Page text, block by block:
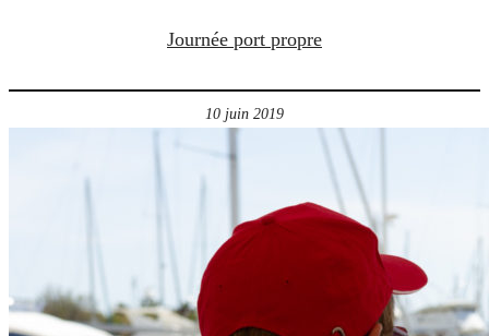
Journée port propre
10 juin 2019